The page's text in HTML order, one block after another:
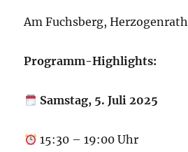
Am Fuchsberg, Herzogenrath
Programm-Highlights:
Samstag, 5. Juli 2025
15:30 – 19:00 Uhr